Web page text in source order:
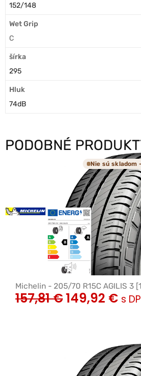
152/148
Wet Grip
C
šírka
295
Hluk
74dB
PODOBNÉ
Nie sú skladom
Michelin - 205/70 R15C AGILIS 3
157,81€149,92 € s